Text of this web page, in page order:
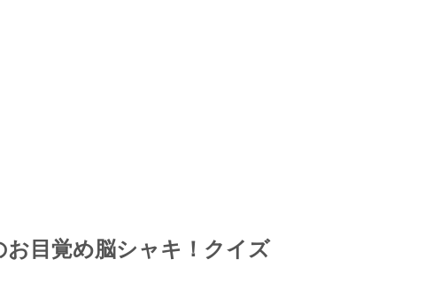
お目覚め脳シャキ！クイズ